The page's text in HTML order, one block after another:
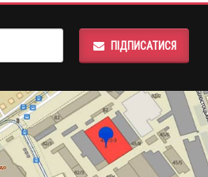
ПІДПИСАТИСЯ